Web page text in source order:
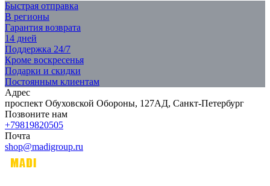
Быстрая отправка
В регионы
Гарантия возврата
14 дней
Поддержка 24/7
Кроме воскресенья
Подарки и скидки
Постоянным клиентам
Адрес
проспект Обуховской Обороны, 127АД, Санкт-Петербург
Позвоните нам
+79819820505
Почта
shop@madigroup.ru